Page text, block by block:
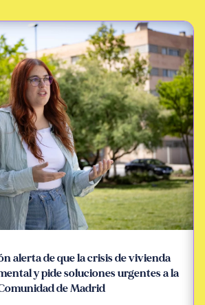
alerta de que la crisis de vivienda
y pide soluciones urgentes a la
de Madrid